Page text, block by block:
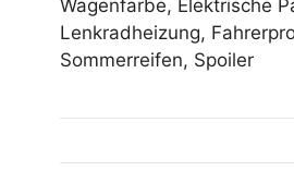
Wagenfarbe, Elektrische
Lenkradheizung,
Sommerreifen, Spoiler